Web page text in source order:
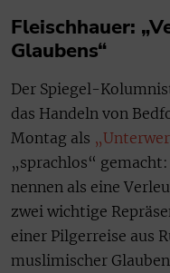
Fleischhauer:
Glaubens“
Der Spiegel-
das Handeln von
Montag als
„sprachlos“
nennen als eine
zwei wichtige
einer Pilgerreise aus
muslimischer